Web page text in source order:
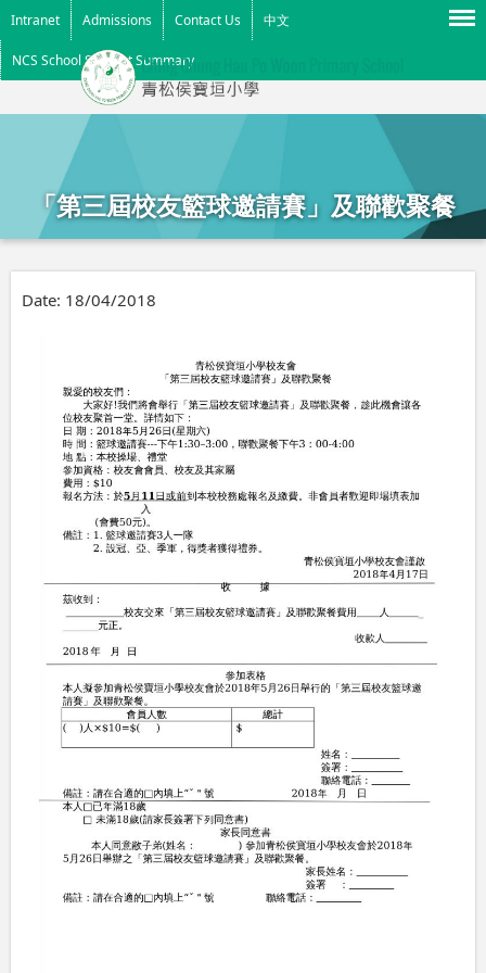
Intranet Admissions Contact Us 中文
NCS School Support Summary
「第三屆校友籃球邀請賽」及聯歡聚餐
Menu
Date: 18/04/2018